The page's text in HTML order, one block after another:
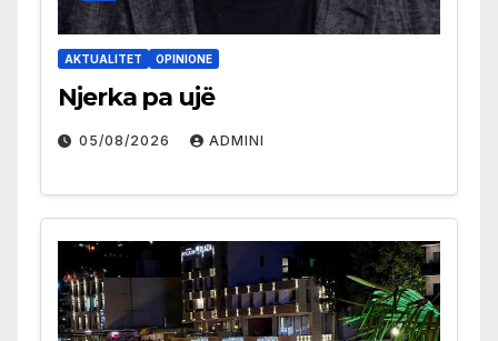
AKTUALITET OPINIONE
Njerka pa ujë
05/08/2026 ADMINI